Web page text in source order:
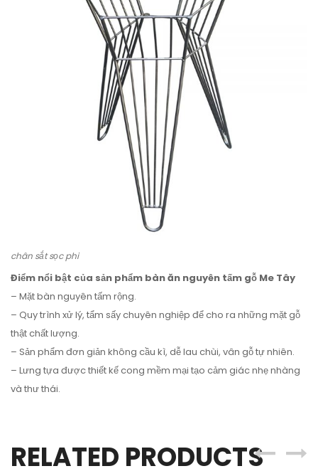
chân sắt sọc phi
Điểm nổi bật của sản phẩm bàn ăn nguyên tấm gỗ Me Tây
– Mặt bàn nguyên tấm rộng.
– Quy trình xử lý, tẩm sấy chuyên nghiệp để cho ra những mặt gỗ
thật chất lượng.
– Sản phẩm đơn giản không cầu kì, dễ lau chùi, vân gỗ tự nhiên.
– Lưng tựa được thiết kế cong mềm mại tạo cảm giác nhẹ nhàng
và thư thái.
RELATED PRODUCTS